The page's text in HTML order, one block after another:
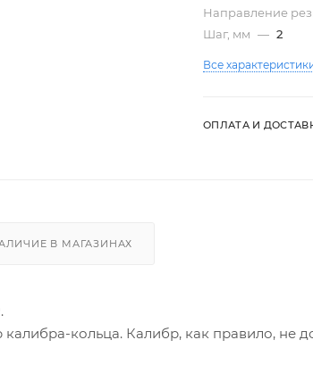
Направление
Шаг, мм — 2
Все
ОПЛАТА И
В МАГАЗИНАХ
кольца. Калибр, как правило, не